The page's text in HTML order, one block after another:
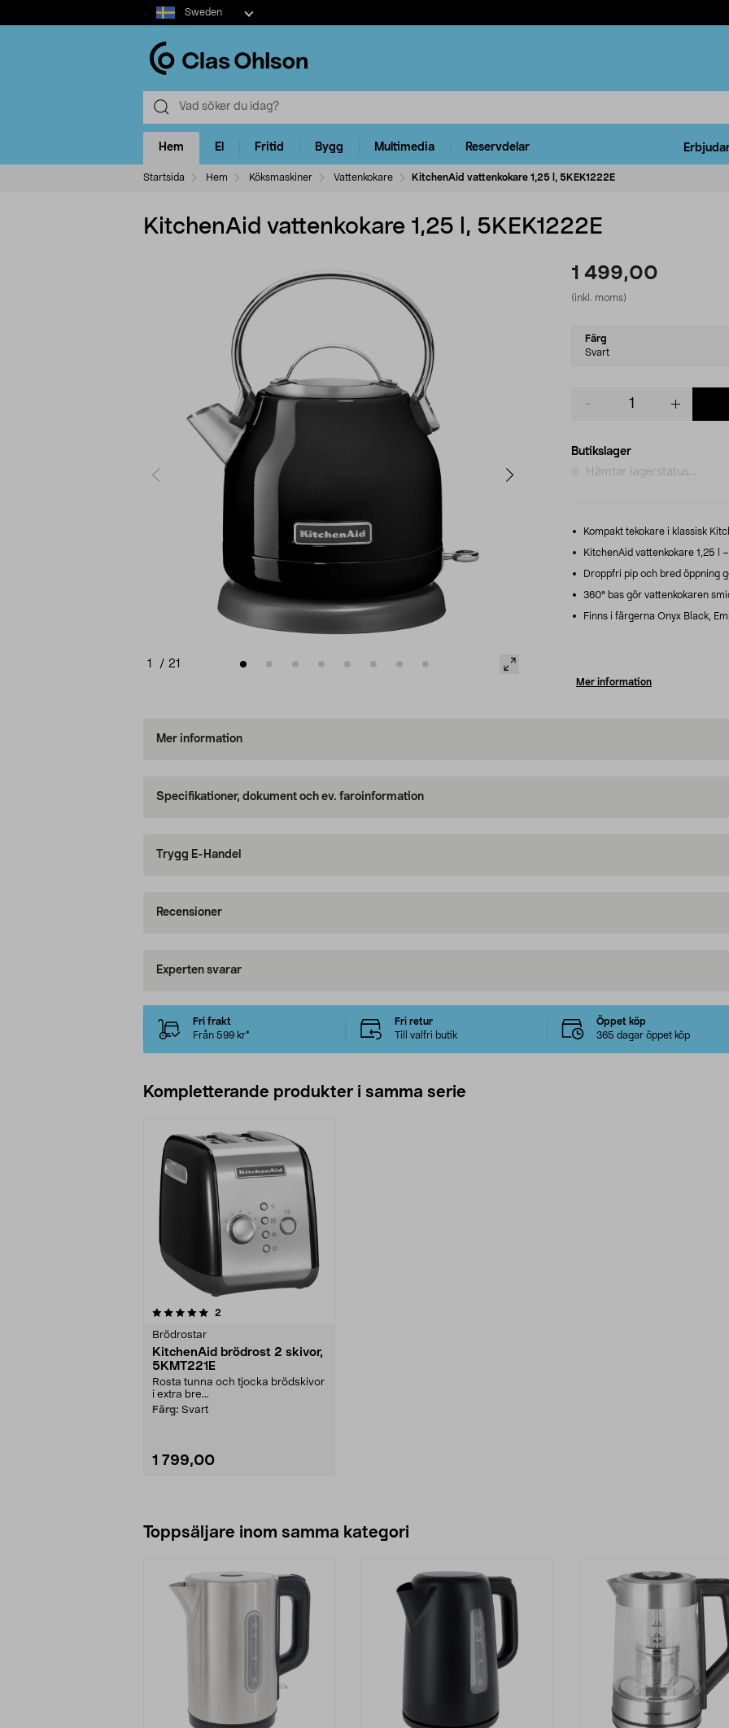
Select
market
Sweden
Hem El Fritid Bygg Multimedia Reservdelar
Startsida Hem Köksmaskiner Vattenkokare KitchenAid vattenkokare 1,25 l, 5KEK1222E
KitchenAid vattenkokare 1,25 l, 5KEK1222E
1 / 21
1 499,00
(inkl. moms)
Select
variant
Färg
Svart
Butikslager
Hämtar lagerstatus...
Kompakt tekokare i klassisk
KitchenAid vattenkokare 1,25 l
Droppfri pip och bred öppning
360° bas gör vattenkokaren
Finns i färgerna Onyx Black,
Mer information
Mer information
Specifikationer, dokument och ev. faroinformation
Trygg E-Handel
Recensioner
Experten svarar
Fri frakt
Från 599 kr*
Fri retur
Till valfri butik
Öppet köp
365 dagar öppet köp
Kompletterande produkter i samma serie
2
Brödrostar
KitchenAid brödrost 2 skivor,
5KMT221E
Rosta tunna och tjocka brödskivor
i extra bre...
Färg: Svart
1 799,00
Toppsäljare inom samma kategori